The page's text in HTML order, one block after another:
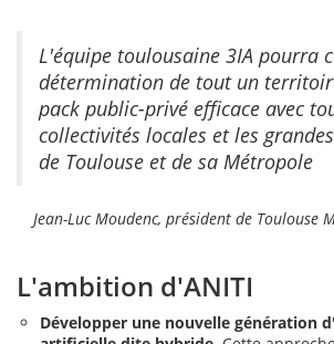
L'équipe toulousaine 3IA pourra
détermination de tout un
pack public-privé efficace avec
collectivités locales et les
de Toulouse et de sa Métropole
Jean-Luc Moudenc, président de Toulouse
L'ambition d'ANITI
Développer une nouvelle génération